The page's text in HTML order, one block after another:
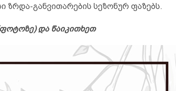
ზრდა-განვითარების სეზონურ ფაზებს.
და წაიკითხეთ